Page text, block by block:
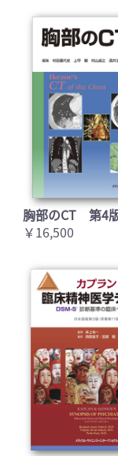
胸部のCT 第4
￥16,500